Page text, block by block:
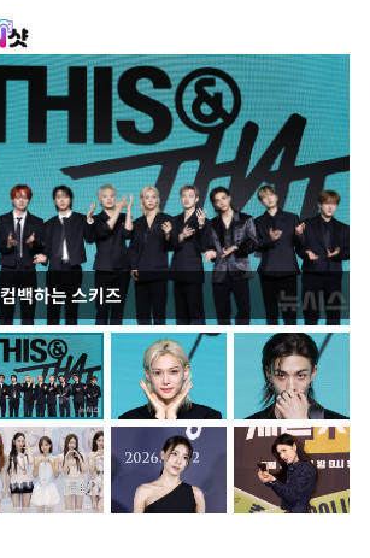
컴백하는 스키즈
입추 하루 앞둔 전남광주… 열화상 카메라에 담긴
폭염